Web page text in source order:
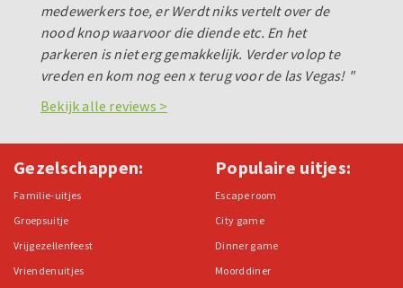
medewerkers toe, er Werdt niks vertelt over de
nood knop waarvoor die diende etc. En het
parkeren is niet erg gemakkelijk. Verder volop te
vreden en kom nog een x terug voor de las Vegas! "
Bekijk alle reviews >
Gezelschappen:
Familie-uitjes
Groepsuitje
Vrijgezellenfeest
Vriendenuitjes
Populaire uitjes:
Escape room
City game
Dinner game
Moorddiner